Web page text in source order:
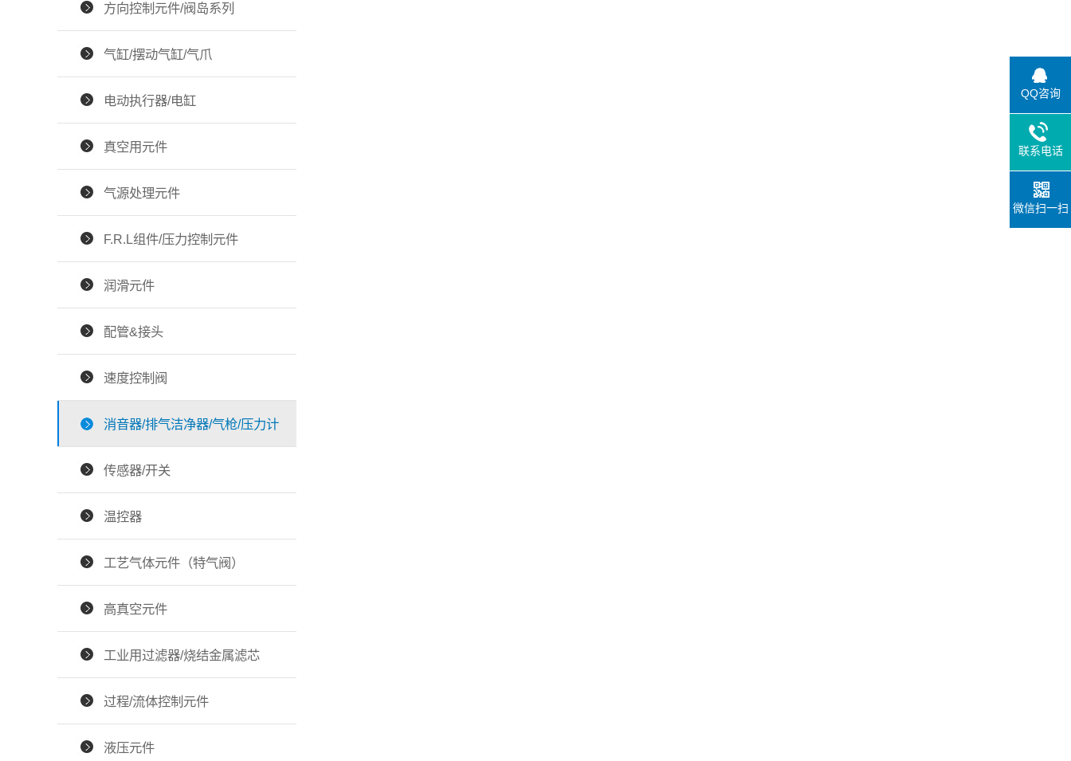
方向控制元件/阀岛系列
气缸/摆动气缸/气爪
电动执行器/电缸
真空用元件
气源处理元件
F.R.L组件/压力控制元件
润滑元件
配管&接头
速度控制阀
消音器/排气洁净器/气枪/压力计
传感器/开关
温控器
工艺气体元件（特气阀）
高真空元件
工业用过滤器/烧结金属滤芯
过程/流体控制元件
液压元件
QQ咨询
联系电话
微信扫一扫